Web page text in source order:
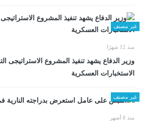
غير مصنف
منذ 12 شهرًا
وزير الدفاع يشهد تنفيذ المشروع الاستراتيجى
الاستخبارات العسكرية
غير مصنف
منذ 8 أشهر